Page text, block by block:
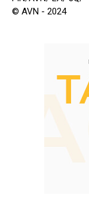
© AVN - 2024